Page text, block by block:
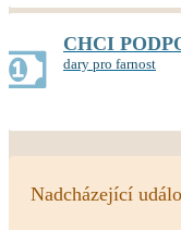
CHCI
dary pro farnost
Nadcházející